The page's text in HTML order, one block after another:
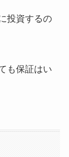
投資するの
も保証はい